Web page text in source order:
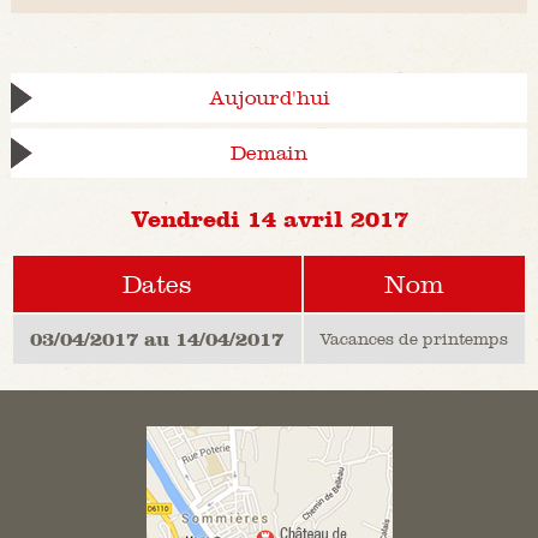
Aujourd'hui
Demain
Vendredi 14 avril 2017
Dates Nom
03/04/2017 au 14/04/2017 Vacances de printemps